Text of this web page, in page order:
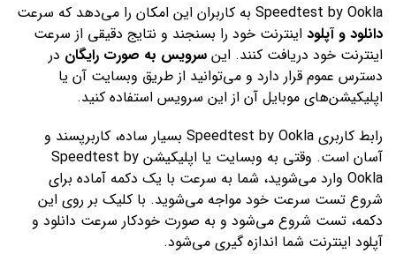
Speedtest by Ookla به کاربران این امکان را می‌دهد که سرعت
دانلود و آپلود اینترنت خود را بسنجند و نتایج دقیقی از سرعت
اینترنت خود دریافت کنند. این سرویس به صورت رایگان در
دسترس عموم قرار دارد و می‌توانید از طریق وبسایت آن یا
اپلیکیشن‌های موبایل آن از این سرویس استفاده کنید.
رابط کاربری Speedtest by Ookla بسیار ساده، کاربرپسند و
آسان است. وقتی به وبسایت یا اپلیکیشن Speedtest by
Ookla وارد می‌شوید، شما به سرعت با یک دکمه آماده برای
شروع تست سرعت خود مواجه می‌شوید. با کلیک بر روی این
دکمه، تست شروع می‌شود و به صورت خودکار سرعت دانلود و
آپلود اینترنت شما اندازه گیری می‌شود.